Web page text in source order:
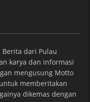
dari Pulau
karya dan informasi
mengusung Motto
memberitakan
dikemas dengan